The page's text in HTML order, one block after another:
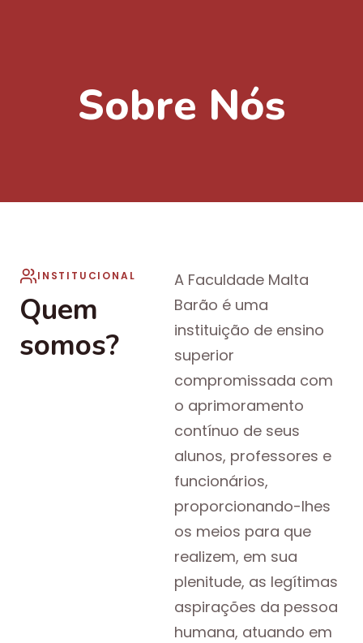
Sobre Nós
INSTITUCIONAL
Quem
somos?
A Faculdade Malta
Barão é uma
instituição de ensino
superior
compromissada com
o aprimoramento
contínuo de seus
alunos, professores e
funcionários,
proporcionando-lhes
os meios para que
realizem, em sua
plenitude, as legítimas
aspirações da pessoa
humana, atuando em